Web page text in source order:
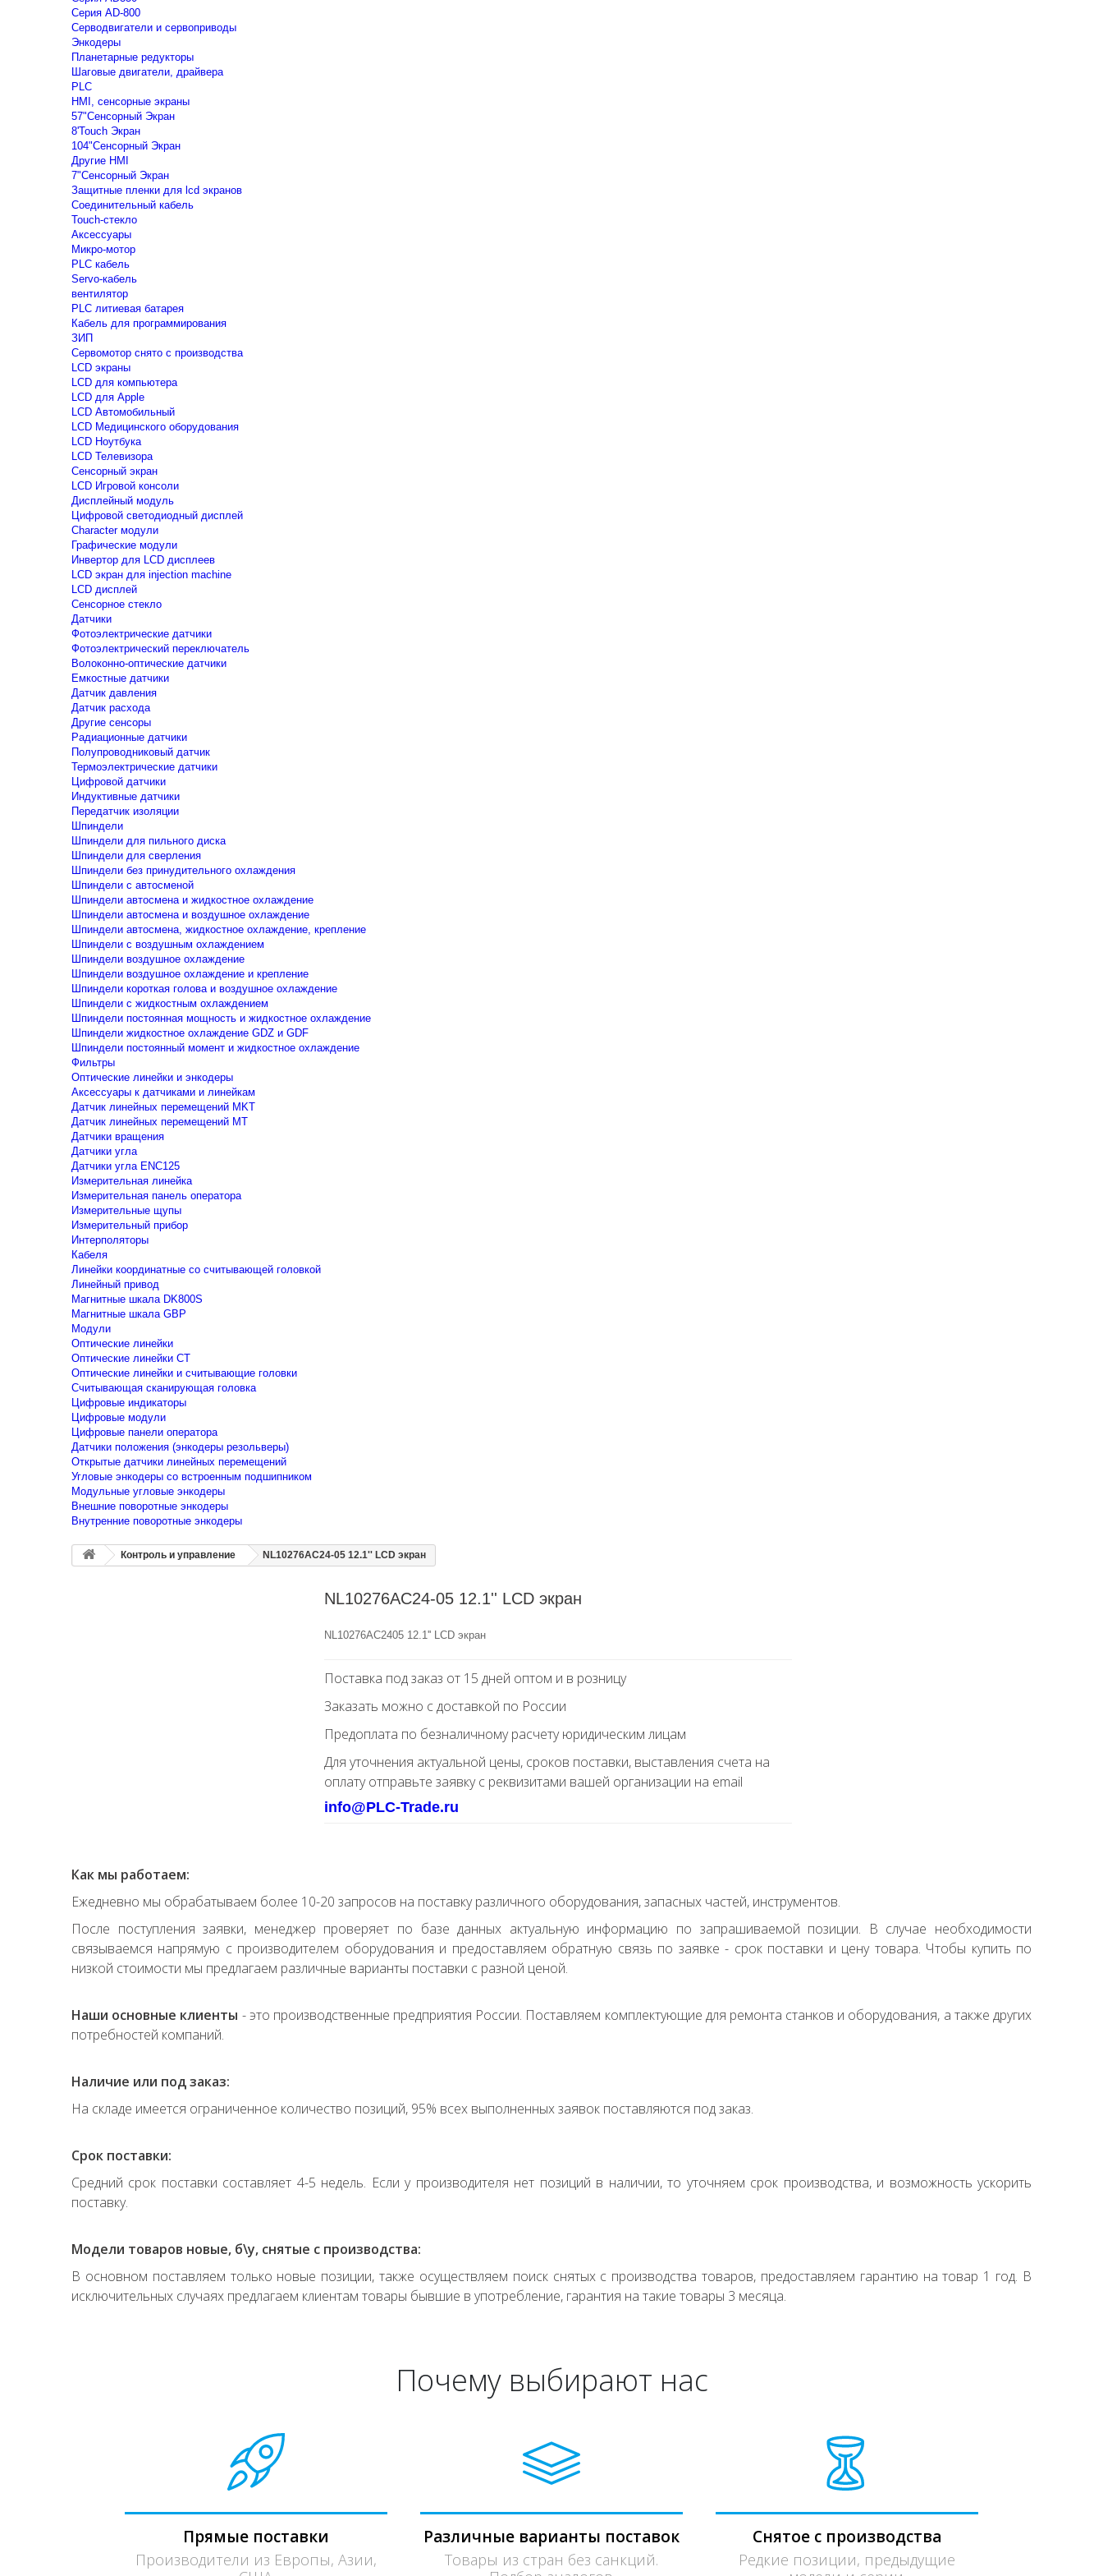
Серия AD-800
Серводвигатели и сервоприводы
Энкодеры
Планетарные редукторы
Шаговые двигатели, драйвера
PLC
HMI, сенсорные экраны
57"Сенсорный Экран
8'Touch Экран
104"Сенсорный Экран
Другие HMI
7"Сенсорный Экран
Защитные пленки для lcd экранов
Соединительный кабель
Touch-стекло
Аксессуары
Микро-мотор
PLC кабель
Servo-кабель
вентилятор
PLC литиевая батарея
Кабель для программирования
ЗИП
Сервомотор снято с производства
LCD экраны
LCD для компьютера
LCD для Apple
LCD Автомобильный
LCD Медицинского оборудования
LCD Ноутбука
LCD Телевизора
Сенсорный экран
LCD Игровой консоли
Дисплейный модуль
Цифровой светодиодный дисплей
Сharacter модули
Графические модули
Инвертор для LCD дисплеев
LCD экран для injection machine
LCD дисплей
Сенсорное стекло
Датчики
Фотоэлектрические датчики
Фотоэлектрический переключатель
Волоконно-оптические датчики
Емкостные датчики
Датчик давления
Датчик расхода
Другие сенсоры
Радиационные датчики
Полупроводниковый датчик
Термоэлектрические датчики
Цифровой датчики
Индуктивные датчики
Передатчик изоляции
Шпиндели
Шпиндели для пильного диска
Шпиндели для сверления
Шпиндели без принудительного охлаждения
Шпиндели с автосменой
Шпиндели автосмена и жидкостное охлаждение
Шпиндели автосмена и воздушное охлаждение
Шпиндели автосмена, жидкостное охлаждение, крепление
Шпиндели с воздушным охлаждением
Шпиндели воздушное охлаждение
Шпиндели воздушное охлаждение и крепление
Шпиндели короткая голова и воздушное охлаждение
Шпиндели с жидкостным охлаждением
Шпиндели постоянная мощность и жидкостное охлаждение
Шпиндели жидкостное охлаждение GDZ и GDF
Шпиндели постоянный момент и жидкостное охлаждение
Фильтры
Оптические линейки и энкодеры
Аксессуары к датчиками и линейкам
Датчик линейных перемещений MKT
Датчик линейных перемещений MT
Датчики вращения
Датчики угла
Датчики угла ENC125
Измерительная линейка
Измерительная панель оператора
Измерительные щупы
Измерительный прибор
Интерполяторы
Кабеля
Линейки координатные со считывающей головкой
Линейный привод
Магнитные шкала DK800S
Магнитные шкала GBP
Модули
Оптические линейки
Оптические линейки CT
Оптические линейки и считывающие головки
Считывающая сканирующая головка
Цифровые индикаторы
Цифровые модули
Цифровые панели оператора
Датчики положения (энкодеры резольверы)
Открытые датчики линейных перемещений
Угловые энкодеры со встроенным подшипником
Модульные угловые энкодеры
Внешние поворотные энкодеры
Внутренние поворотные энкодеры
Контроль и управление NL10276AC24-05 12.1'' LCD экран
NL10276AC24-05 12.1'' LCD экран
NL10276AC2405 12.1'' LCD экран
Поставка под заказ от 15 дней оптом и в розницу
Заказать можно с доставкой по России
Предоплата по безналичному расчету юридическим лицам
Для уточнения актуальной цены, сроков поставки, выставления счета на
оплату отправьте заявку с реквизитами вашей организации на email
info@PLC-Trade.ru
Как мы работаем:
Ежедневно мы обрабатываем более 10-20 запросов на поставку различного оборудования, запасных частей, инструментов.
После поступления заявки, менеджер проверяет по базе данных актуальную информацию по запрашиваемой позиции. В случае необходимости
связываемся напрямую с производителем оборудования и предоставляем обратную связь по заявке - срок поставки и цену товара. Чтобы купить по
низкой стоимости мы предлагаем различные варианты поставки с разной ценой.
Наши основные клиенты - это производственные предприятия России. Поставляем комплектующие для ремонта станков и оборудования, а также других
потребностей компаний.
Наличие или под заказ:
На складе имеется ограниченное количество позиций, 95% всех выполненных заявок поставляются под заказ.
Срок поставки:
Средний срок поставки составляет 4-5 недель. Если у производителя нет позиций в наличии, то уточняем срок производства, и возможность ускорить
поставку.
Модели товаров новые, б\у, снятые с производства:
В основном поставляем только новые позиции, также осуществляем поиск снятых с производства товаров, предоставляем гарантию на товар 1 год. В
исключительных случаях предлагаем клиентам товары бывшие в употребление, гарантия на такие товары 3 месяца.
Почему выбирают нас
Прямые поставки
Производители из Европы, Азии,
Различные варианты поставок
Товары из стран без санкций.
Снятое с производства
Редкие позиции, предыдущие